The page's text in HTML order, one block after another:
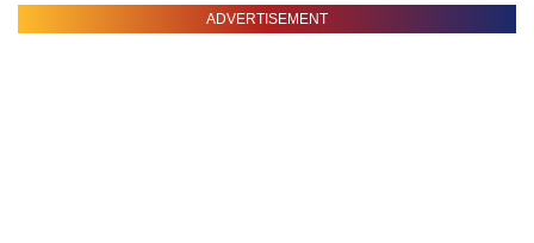
ADVERTISEMENT